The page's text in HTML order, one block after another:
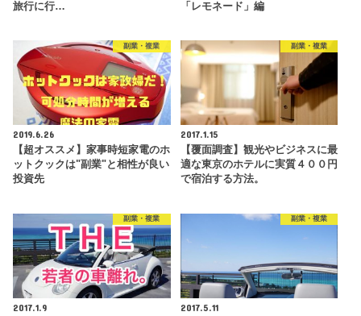
旅行に行…
「レモネード」編
副業・複業
2019.6.26
【超オススメ】家事時短家電のホ
ットクックは"副業"と相性が良い
投資先
副業・複業
2017.1.15
【覆面調査】観光やビジネスに最
適な東京のホテルに実質４００円
で宿泊する方法。
副業・複業
2017.1.9
副業・複業
2017.5.11